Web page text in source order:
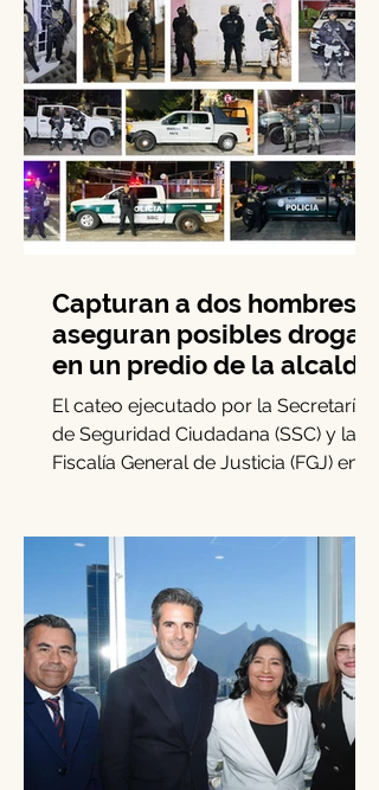
Capturan a dos hombres y
aseguran posibles drogas
en un predio de la alcaldía
Benito Juárez
El cateo ejecutado por la Secretaría
Benito Juárez permitió la...